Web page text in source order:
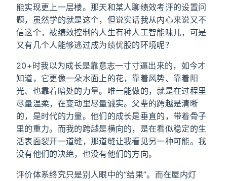
能实现更上一层楼。那天和某人聊绩效考评的设置问
题，虽然学的就是这个，但说实话我从内心来说又不
信这个，被绩效控制的人生有种人工智能味儿，可是
又有几个人能够逃过成为绩优股的环境呢？
20+时我以为成长是靠意志一寸寸逼出来的，如今才
知道，它更像一朵水面上的花，靠着风势、靠着阳
光、也靠着暗处的力量。唯一能做的，就是在过程里
尽量温柔，在变动里尽量诚实。父辈的跨越是清晰
的，是时代的力量。他们的成长是垂直的，带着骨子
里的重力。而我的跨越是横向的，是在看似稳定的生
活表面裂开一道缝，那道缝让我看见另一种可能。我
没有他们的决绝，也没有他们的方向。
评价体系终究只是别人眼中的“结果”。而在屋内灯